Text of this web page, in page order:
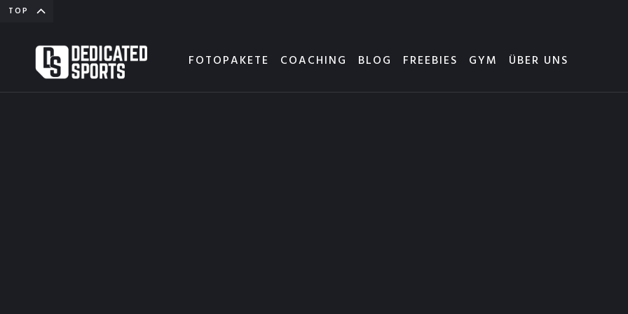
TOP
FOTOPAKETE COACHING BLOG FREEBIES GYM ÜBER UNS